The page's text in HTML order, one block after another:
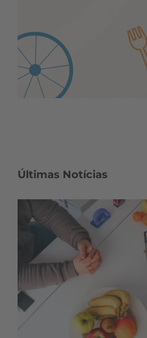
Últimas Notícias